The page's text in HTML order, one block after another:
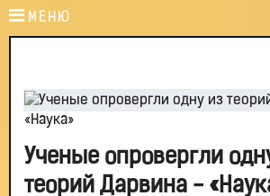
МЕНЮ
Ученые опровергли
теорий Дарвина -